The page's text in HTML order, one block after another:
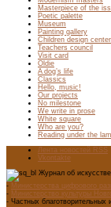
Masterpiece of the
Poetic palette
Museum
Painting gallery
Children design center
Teachers council
Visit card
Oldie
A dog’s life
Classics
Hello, music!
Our projects
No milestone
We write in prose
White square
Who are you?
Reading under the
Лента новостей RSS
Vkontakte
Журнал об
- Министерства цифрового
- Министерство культуры
- Частных благотворительных